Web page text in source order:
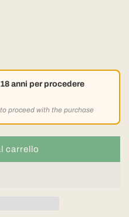
anni per procedere
proceed with the purchase
carrello